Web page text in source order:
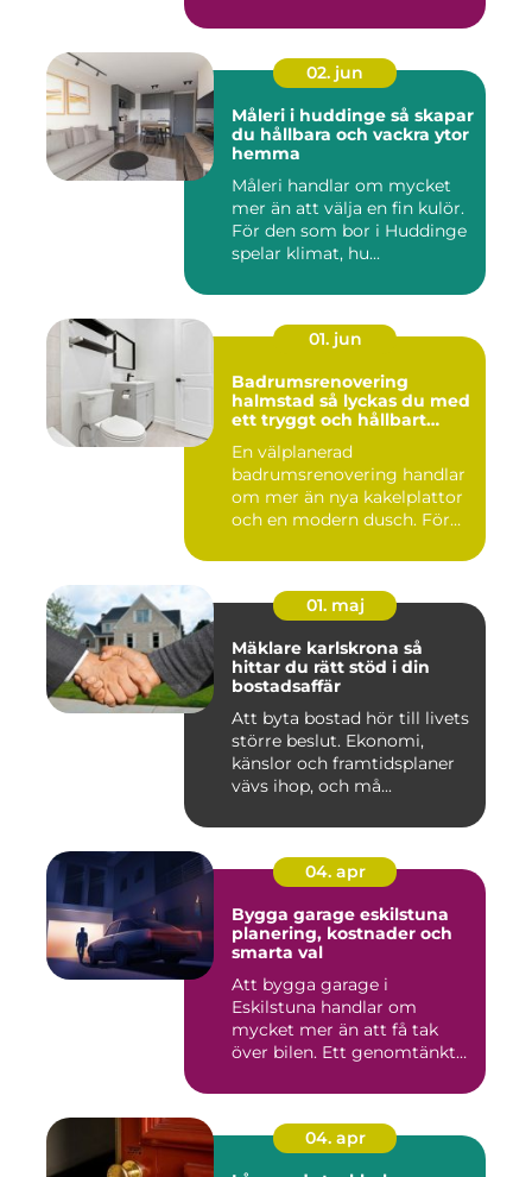
02. jun
Måleri i huddinge så skapar
du hållbara och vackra ytor
hemma
Måleri handlar om mycket
mer än att välja en fin kulör.
För den som bor i Huddinge
spelar klimat, hu...
01. jun
Badrumsrenovering
halmstad så lyckas du med
ett tryggt och hållbart
En välplanerad
badrumsrenovering handlar
om mer än nya kakelplattor
och en modern dusch. För
01. maj
Mäklare karlskrona så
hittar du rätt stöd i din
bostadsaffär
Att byta bostad hör till livets
större beslut. Ekonomi,
känslor och framtidsplaner
vävs ihop, och må...
04. apr
Bygga garage eskilstuna
planering, kostnader och
smarta val
Att bygga garage i
Eskilstuna handlar om
mycket mer än att få tak
över bilen. Ett genomtänkt
04. apr